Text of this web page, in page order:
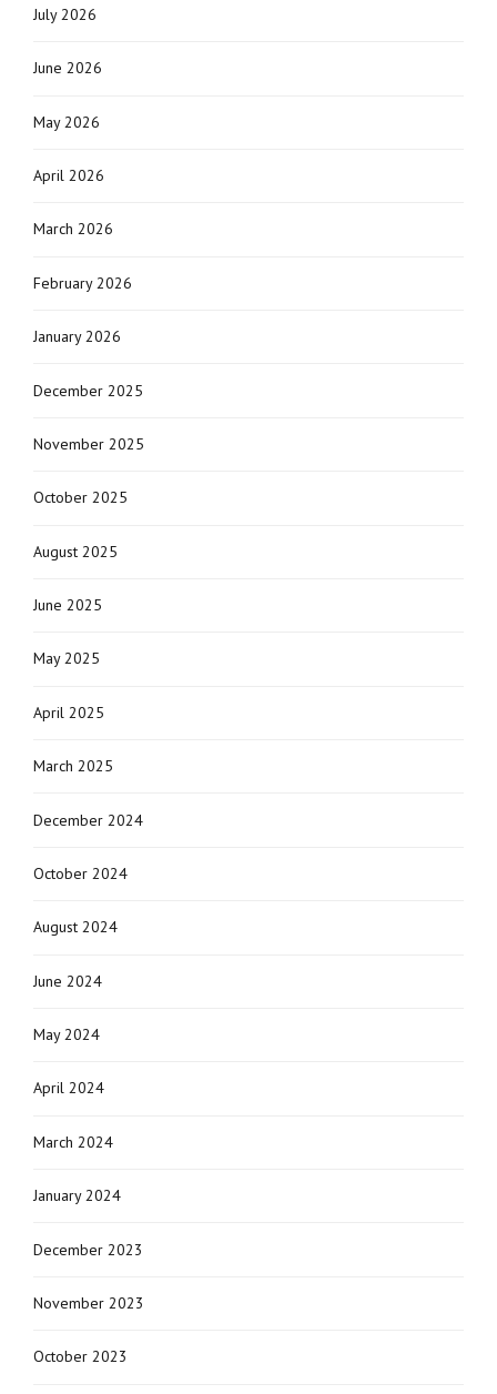
July 2026
June 2026
May 2026
April 2026
March 2026
February 2026
January 2026
December 2025
November 2025
October 2025
August 2025
June 2025
May 2025
April 2025
March 2025
December 2024
October 2024
August 2024
June 2024
May 2024
April 2024
March 2024
January 2024
December 2023
November 2023
October 2023